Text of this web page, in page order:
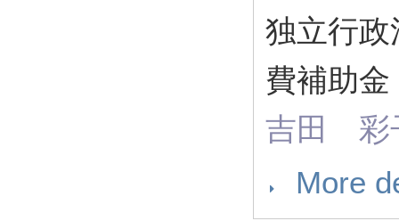
独立行
費補助
吉田 彩
More